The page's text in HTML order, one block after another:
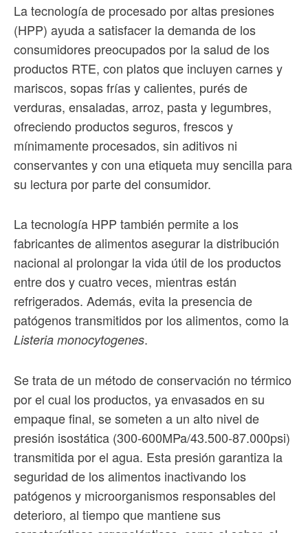
La tecnología de procesado por altas presiones
(HPP) ayuda a satisfacer la demanda de los
consumidores preocupados por la salud de los
productos RTE, con platos que incluyen carnes y
mariscos, sopas frías y calientes, purés de
verduras, ensaladas, arroz, pasta y legumbres,
ofreciendo productos seguros, frescos y
mínimamente procesados, sin aditivos ni
conservantes y con una etiqueta muy sencilla para
su lectura por parte del consumidor.
La tecnología HPP también permite a los
fabricantes de alimentos asegurar la distribución
nacional al prolongar la vida útil de los productos
entre dos y cuatro veces, mientras están
refrigerados. Además, evita la presencia de
patógenos transmitidos por los alimentos, como la
Listeria monocytogenes.
Se trata de un método de conservación no térmico
por el cual los productos, ya envasados en su
empaque final, se someten a un alto nivel de
presión isostática (300-600MPa/43.500-87.000psi)
transmitida por el agua. Esta presión garantiza la
seguridad de los alimentos inactivando los
patógenos y microorganismos responsables del
deterioro, al tiempo que mantiene sus